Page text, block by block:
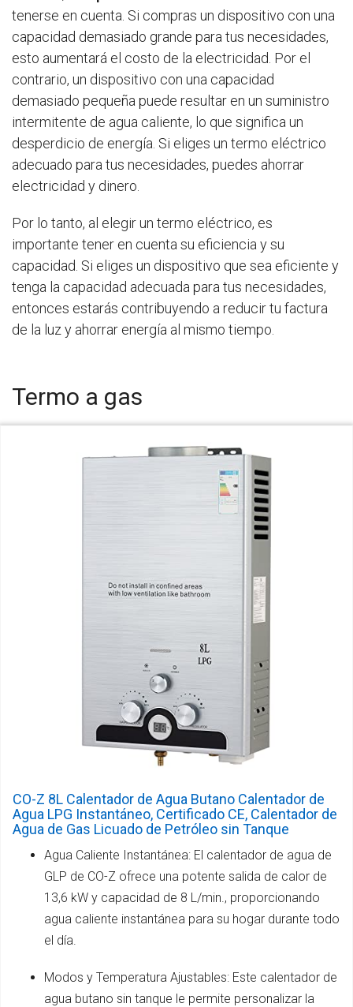
tenerse en cuenta. Si compras un dispositivo con una
capacidad demasiado grande para tus necesidades,
esto aumentará el costo de la electricidad. Por el
contrario, un dispositivo con una capacidad
demasiado pequeña puede resultar en un suministro
intermitente de agua caliente, lo que significa un
desperdicio de energía. Si eliges un termo eléctrico
adecuado para tus necesidades, puedes ahorrar
electricidad y dinero.
Por lo tanto, al elegir un termo eléctrico, es
importante tener en cuenta su eficiencia y su
capacidad. Si eliges un dispositivo que sea eficiente y
tenga la capacidad adecuada para tus necesidades,
entonces estarás contribuyendo a reducir tu factura
de la luz y ahorrar energía al mismo tiempo.
Termo a gas
CO-Z 8L Calentador de Agua Butano Calentador de
Agua LPG Instantáneo, Certificado CE, Calentador de
Agua de Gas Licuado de Petróleo sin Tanque
Agua Caliente Instantánea: El calentador de agua de
GLP de CO-Z ofrece una potente salida de calor de
13,6 kW y capacidad de 8 L/min., proporcionando
agua caliente instantánea para su hogar durante todo
el día.
Modos y Temperatura Ajustables: Este calentador de
agua butano sin tanque le permite personalizar la